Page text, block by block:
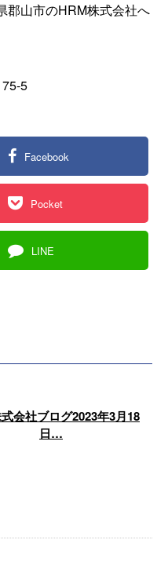
郡山市のHRM株式会社へ
5
Facebook
Pocket
LINE
会社ブログ2023年3月18
日…